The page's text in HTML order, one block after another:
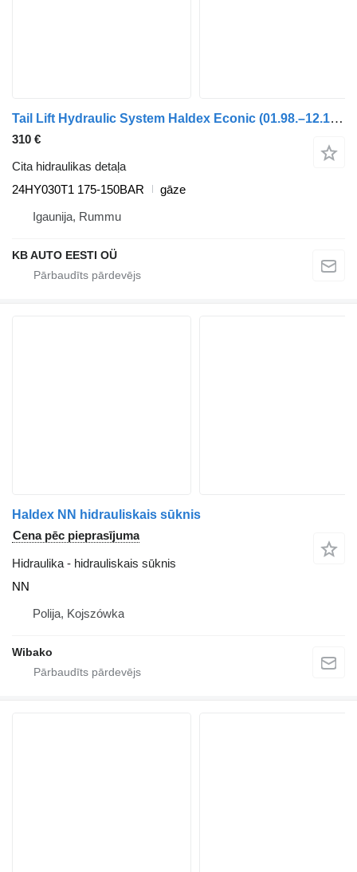
Tail Lift Hydraulic System Haldex Econic (01.98.–12.14.) 24HY030T1 paredzēts Mercedes-Benz Econic (1998-2014) kravas automašīnas
310 €
Cita hidraulikas detaļa
24HY030T1 175-150BAR
gāze
Igaunija, Rummu
KB AUTO EESTI OÜ
Haldex NN hidrauliskais sūknis
Cena pēc pieprasījuma
Hidraulika - hidrauliskais sūknis
NN
Polija, Kojszówka
Wibako